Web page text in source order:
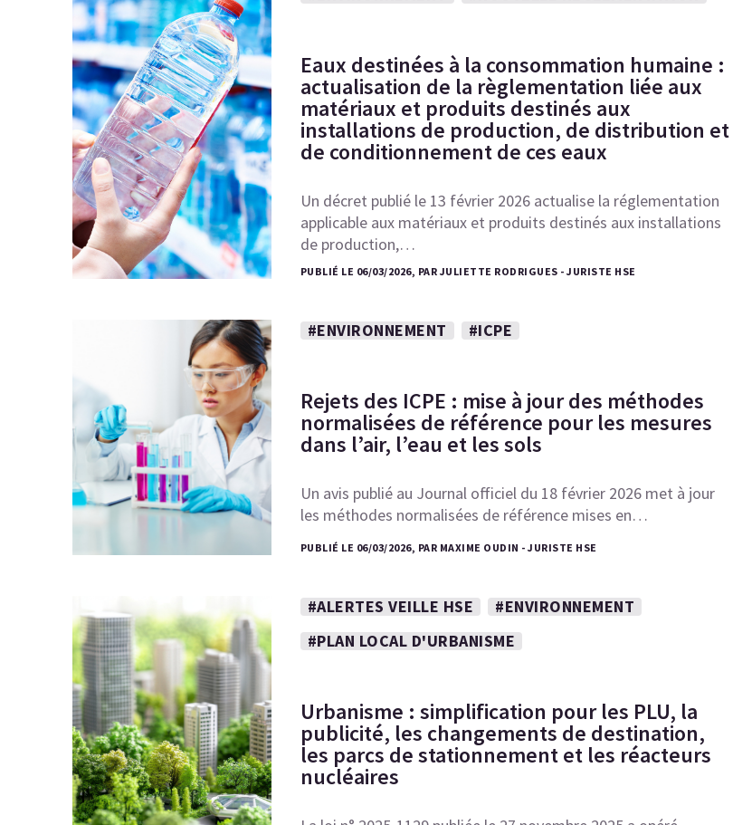
Eaux destinées à la consommation humaine :
actualisation de la règlementation liée aux
matériaux et produits destinés aux
installations de production, de distribution et
de conditionnement de ces eaux
Un décret publié le 13 février 2026 actualise la réglementation
applicable aux matériaux et produits destinés aux installations
de production,…
PUBLIÉ LE 06/03/2026, PAR JULIETTE RODRIGUES - JURISTE HSE
#ENVIRONNEMENT #ICPE
Rejets des ICPE : mise à jour des méthodes
normalisées de référence pour les mesures
dans l’air, l’eau et les sols
Un avis publié au Journal officiel du 18 février 2026 met à jour
les méthodes normalisées de référence mises en…
PUBLIÉ LE 06/03/2026, PAR MAXIME OUDIN - JURISTE HSE
#ALERTES VEILLE HSE
#ENVIRONNEMENT
#PLAN LOCAL D'URBANISME
Urbanisme : simplification pour les PLU, la
publicité, les changements de destination,
les parcs de stationnement et les réacteurs
nucléaires